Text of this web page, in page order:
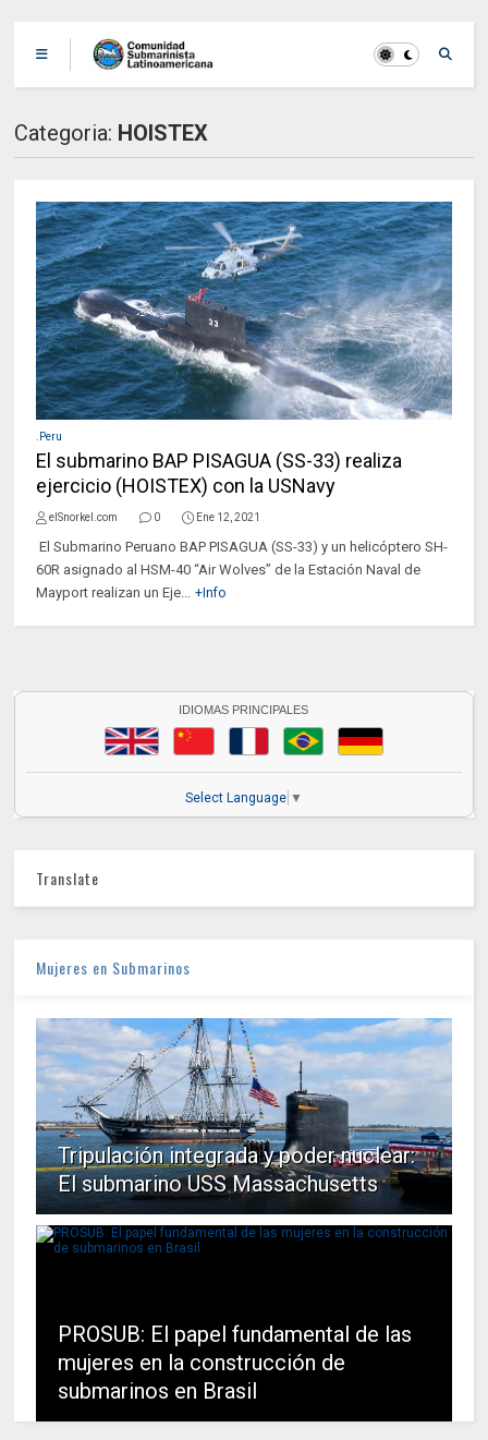
Categoria: HOISTEX
.Peru
El submarino BAP PISAGUA (SS-33) realiza
ejercicio (HOISTEX) con la USNavy
elSnorkel.com 0 Ene 12, 2021
El Submarino Peruano BAP PISAGUA (SS-33) y un helicóptero SH-
60R asignado al HSM-40 “Air Wolves” de la Estación Naval de
Mayport realizan un Eje... +Info
IDIOMAS PRINCIPALES
Select Language ▼
Translate
Mujeres en Submarinos
Tripulación integrada y poder nuclear:
El submarino USS Massachusetts
PROSUB: El papel fundamental de las
mujeres en la construcción de
submarinos en Brasil